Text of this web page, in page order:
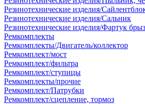
Резинотехнические изделия/
Резинотехнические изделия/Сальник
Резинотехнические изделия/Фартук
Ремкомплекты
Ремкомплекты/Двигатель/коллектор
Ремкомплект/мост
Ремкомплект/фильтра
Ремкомплект/ступицы
Ремкомплекты/прочие
Ремкомплект/Патрубки
Ремкомплект/сцепление, тормоз